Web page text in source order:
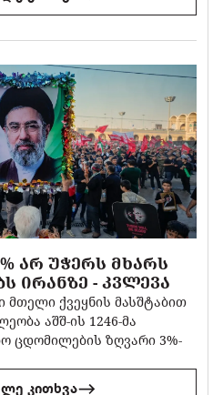
ᲐᲠ ᲣᲭᲔᲠᲡ ᲛᲮᲐᲠᲡ
ᲘᲠᲐᲜᲖᲔ - ᲙᲕᲚᲔᲕᲐ
მთელი ქვეყნის მასშტაბით
აშშ-ის 1246-მა
ცდომილების ზღვარი 3%-
კითხვა